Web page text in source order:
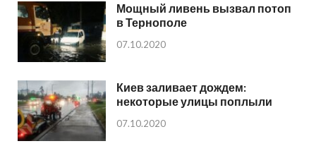
Мощный ливень вызвал потоп
в Тернополе
07.10.2020
Киев заливает дождем:
некоторые улицы поплыли
07.10.2020